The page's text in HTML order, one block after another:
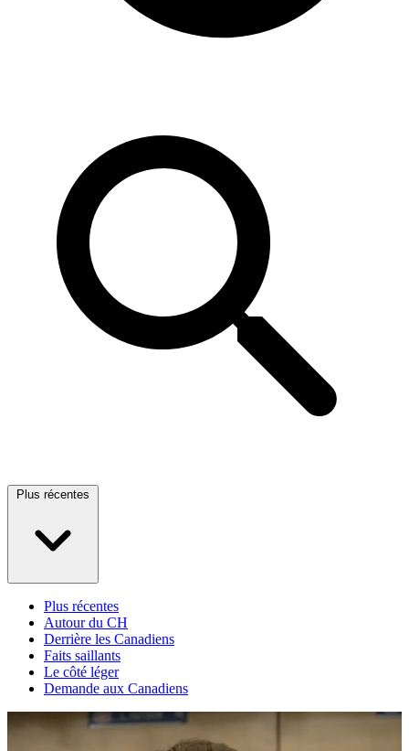
Plus récentes
Plus récentes
Autour du CH
Derrière les Canadiens
Faits saillants
Le côté léger
Demande aux Canadiens